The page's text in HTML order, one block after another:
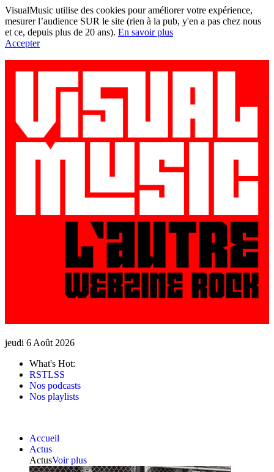
VisualMusic utilise des cookies pour améliorer votre expérience,
mesurer l’audience SUR le site (rien à la pub, y'en a pas chez nous
et ce, depuis plus de 20 ans). En savoir plus
Accepter
jeudi 6 Août 2026
What's Hot:
RSTLSS
Nos podcasts
Nos playlists
Accueil
Actus
ActusVoir plus